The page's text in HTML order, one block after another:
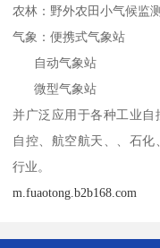
农林：野外农田小气候监测
气象：便携式气象站
自动气象站
微型气象站
并广泛应用于各种工业
自控、航空航天、、石
行业。
m.fuaotong.b2b168.com